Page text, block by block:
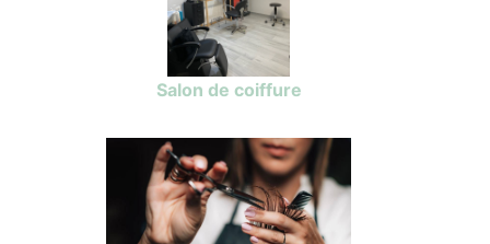
Salon de coiffure